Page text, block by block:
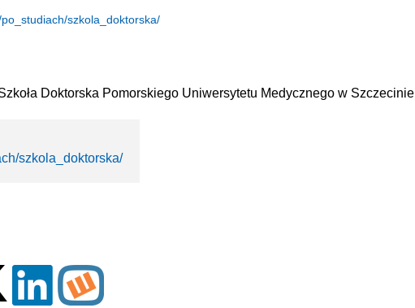
szkola_doktorska/
Doktorska Pomorskiego Uniwersytetu Medycznego w Szczecinie
szkola_doktorska/